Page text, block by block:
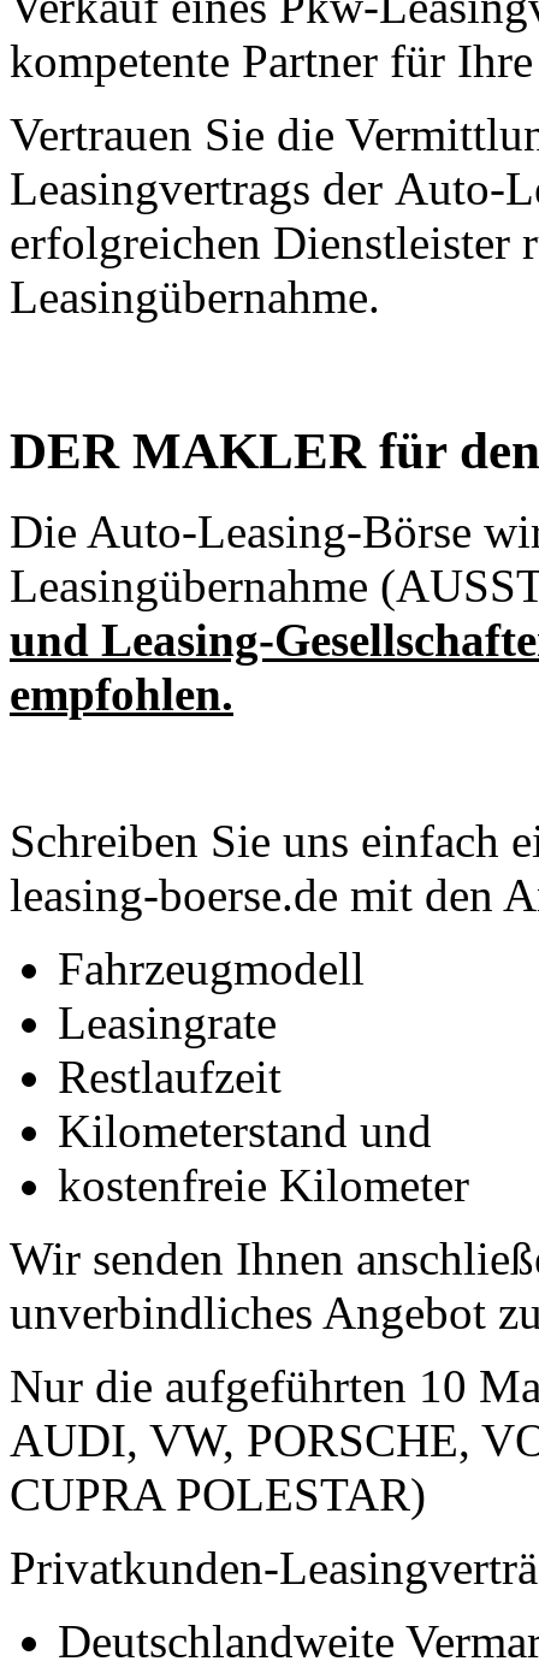
kompetente Partner für
Vertrauen Sie die
Leasingvertrags der Auto-
erfolgreichen Dienstleister
Leasingübernahme.
DER MAKLER für
Die Auto-Leasing-Börse
Leasingübernahme
und Leasing-
empfohlen.
Schreiben Sie uns einfach
leasing-boerse.de mit den
Fahrzeugmodell
Leasingrate
Restlaufzeit
Kilometerstand und
kostenfreie Kilometer
Wir senden Ihnen
unverbindliches Angebot
Nur die aufgeführten 10
AUDI, VW, PORSCHE,
CUPRA POLESTAR)
Privatkunden-
Deutschlandweite